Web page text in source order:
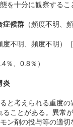
を十分に観察するこ
候群 （頻度不明、
度不明、頻度不明）
％、0.8％）
炎
と考えられる重度の
ことがある。異常
ン剤の投与等の適切